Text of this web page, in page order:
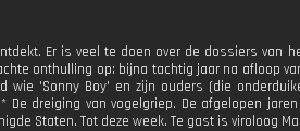
Er is veel te doen over de dossiers van
onthulling op: bijna tachtig jaar na afloop
wie 'Sonny Boy' en zijn ouders (die
dreiging van vogelgriep. De afgelopen
Staten. Tot deze week. Te gast is viroloog